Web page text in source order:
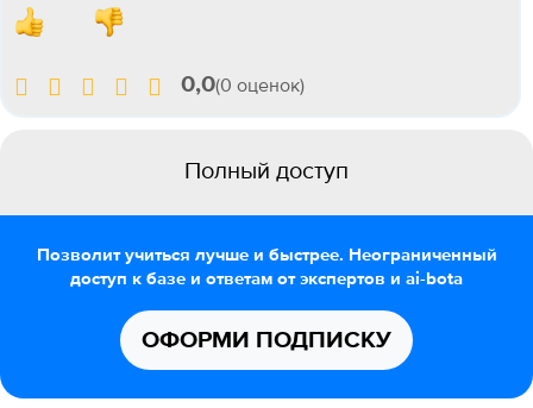
0,0(0 оценок)
Полный доступ
Позволит учиться лучше и быстрее. Неограниченный
доступ к базе и ответам от экспертов и ai-bota
ОФОРМИ ПОДПИСКУ